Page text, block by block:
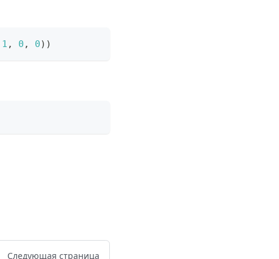
1 , 0 , 0) )
Следующая страница